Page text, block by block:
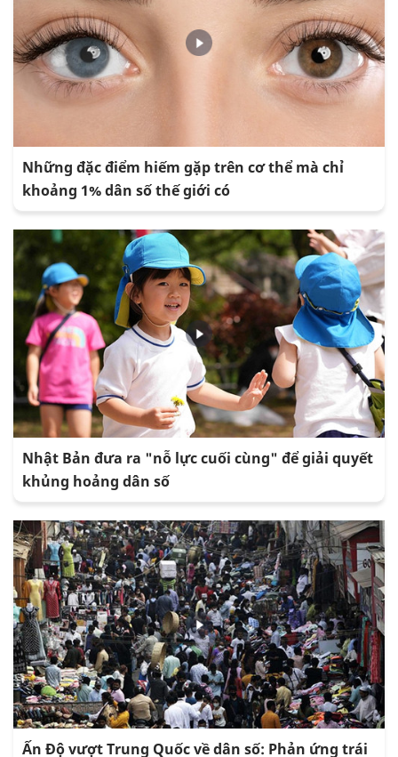
Những đặc điểm hiếm gặp trên cơ thể mà chỉ
khoảng 1% dân số thế giới có
Nhật Bản đưa ra "nỗ lực cuối cùng" để giải quyết
khủng hoảng dân số
Ấn Độ vượt Trung Quốc về dân số: Phản ứng trái